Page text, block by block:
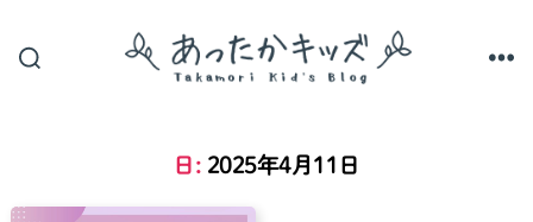
か
キ
日: 2025年4月11日